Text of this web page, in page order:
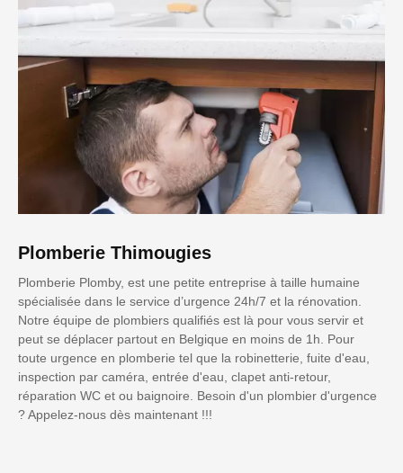
Plomberie Thimougies
Plomberie Plomby, est une petite entreprise à taille humaine
spécialisée dans le service d’urgence 24h/7 et la rénovation.
Notre équipe de plombiers qualifiés est là pour vous servir et
peut se déplacer partout en Belgique en moins de 1h. Pour
toute urgence en plomberie tel que la robinetterie, fuite d'eau,
inspection par caméra, entrée d'eau, clapet anti-retour,
réparation WC et ou baignoire. Besoin d'un plombier d'urgence
? Appelez-nous dès maintenant !!!